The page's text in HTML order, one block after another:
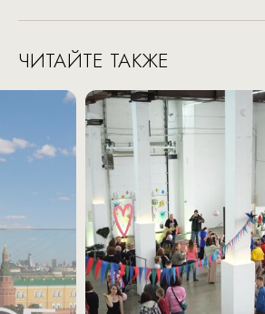
ЧИТАЙТЕ ТАКЖЕ